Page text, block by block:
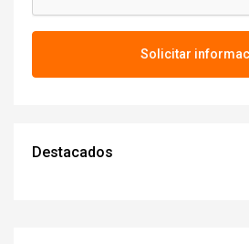
Solicitar
Destacados